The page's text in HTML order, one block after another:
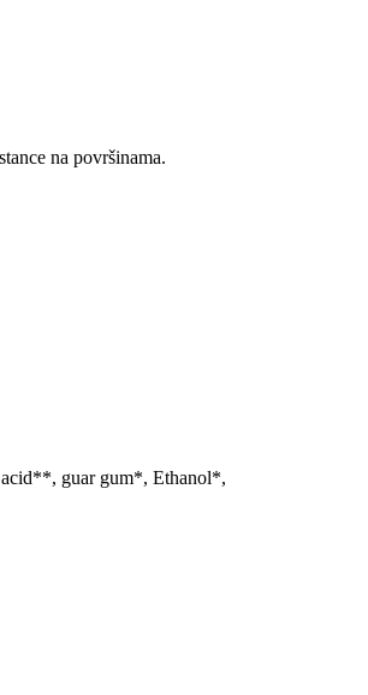
na površinama.
guar gum*, Ethanol*,